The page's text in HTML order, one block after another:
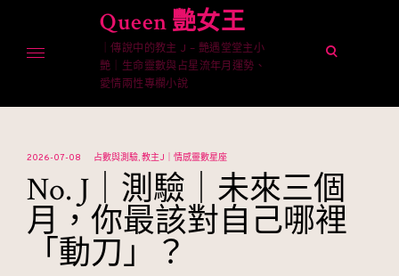
content
Queen 艷女王
｜傳說中的教主 J – 艷遇堂堂主小
艷｜生命靈數與占星流年月運勢、
愛情兩性專欄小說
open
2026-07-08 占數與測驗 教主J｜情感靈數星座
No. J｜測驗｜未來三個
月，你最該對自己哪裡
「動刀」？